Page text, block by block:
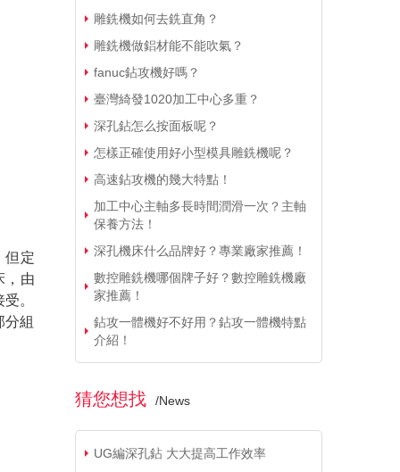
但定
，由
。
組
雕銑機如何去銑直角？
雕銑機做鋁材能不能吹氣？
fanuc鉆攻機好嗎？
臺灣綺發1020加工中心多重？
深孔鉆怎么按面板呢？
怎樣正確使用好小型模具雕銑機呢？
高速鉆攻機的幾大特點！
加工中心主軸多長時間潤滑一次？主軸
保養方法！
深孔機床什么品牌好？專業廠家推薦！
數控雕銑機哪個牌子好？數控雕銑機廠
家推薦！
鉆攻一體機好不好用？鉆攻一體機特點
介紹！
猜您想找 /News
UG編深孔鉆 大大提高工作效率